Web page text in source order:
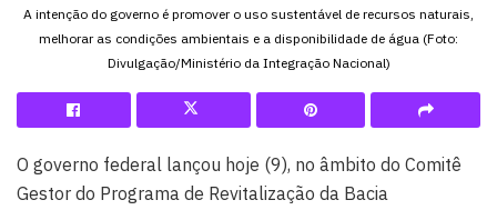
A intenção do governo é promover o uso sustentável de recursos naturais,
melhorar as condições ambientais e a disponibilidade de água (Foto:
Divulgação/Ministério da Integração Nacional)
O governo federal lançou hoje (9), no âmbito do Comitê
Gestor do Programa de Revitalização da Bacia